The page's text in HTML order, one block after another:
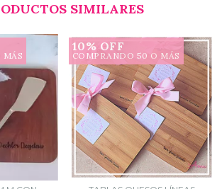
SIMILARES
MÁS
10% OFF
COMPRANDO 50 O MÁS